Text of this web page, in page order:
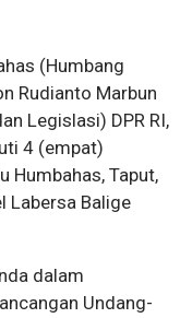
(Humbang
Rudianto Marbun
Legislasi) DPR RI,
4 (empat)
Humbahas, Taput,
Labersa Balige
dalam
Undang-